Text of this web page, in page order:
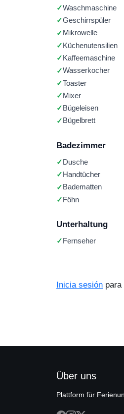
Waschmaschine
Geschirrspüler
Mikrowelle
Küchenutensilien
Kaffeemaschine
Wasserkocher
Toaster
Mixer
Bügeleisen
Bügelbrett
Badezimmer
Dusche
Handtücher
Badematten
Föhn
Unterhaltung
Fernseher
Inicia sesión para
Über uns
Plattform für